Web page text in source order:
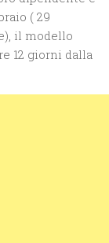
( 29
il modello
12 giorni dalla